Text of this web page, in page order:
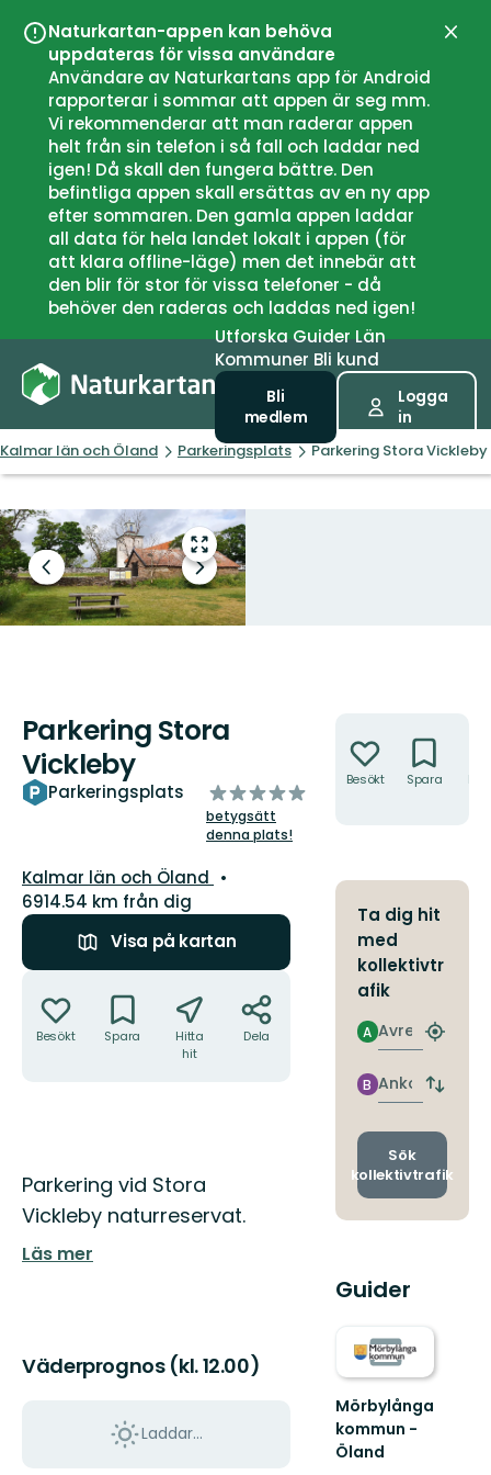
Naturkartan-appen kan behöva
uppdateras för vissa användare
Användare av Naturkartans app för Android
rapporterar i sommar att appen är seg mm.
Vi rekommenderar att man raderar appen
helt från sin telefon i så fall och laddar ned
igen! Då skall den fungera bättre. Den
befintliga appen skall ersättas av en ny app
efter sommaren. Den gamla appen laddar
all data för hela landet lokalt i appen (för
att klara offline-läge) men det innebär att
den blir för stor för vissa telefoner - då
behöver den raderas och laddas ned igen!
UtforskaGuiderLän
Kommuner Bli kund
Bli
medlem
Logga
in
Kalmar län och Öland Parkeringsplats Parkering Stora Vickleby
Gå
till
helskärmsläge
Föregående
bild
Nästa
bildspel
Parkering Stora
Vickleby
Parkeringsplats
av
5
stjärnor
betygsätt
denna plats!
Län:
Kalmar län och Öland
6914.54 km från dig
Visa på kartan
Besökt Spara
Hitta
hit
Dela
Beskrivning
Parkering vid Stora
Vickleby naturreservat.
Läs mer
Väderprognos (kl. 12.00)
Laddar...
Besökt Spara
Ta dig hit
med
kollektivtr
afik
Avresa
A
Hitta
Ankomst
B
Byt
och
Sök
kollektivtrafik
Guider
Mörbylånga
kommun -
Öland